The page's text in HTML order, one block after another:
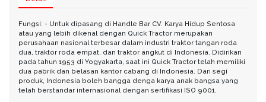
Fungsi: - Untuk dipasang di Handle Bar CV. Karya Hidup Sentosa
atau yang lebih dikenal dengan Quick Tractor merupakan
perusahaan nasional terbesar dalam industri traktor tangan roda
dua, traktor roda empat, dan traktor angkut di Indonesia. Didirikan
pada tahun 1953 di Yogyakarta, saat ini Quick Tractor telah memiliki
dua pabrik dan belasan kantor cabang di Indonesia. Dari segi
produk, Indonesia boleh bangga denga karya anak bangsa yang
telah berstandar internasional dengan sertifikasi ISO 9001.